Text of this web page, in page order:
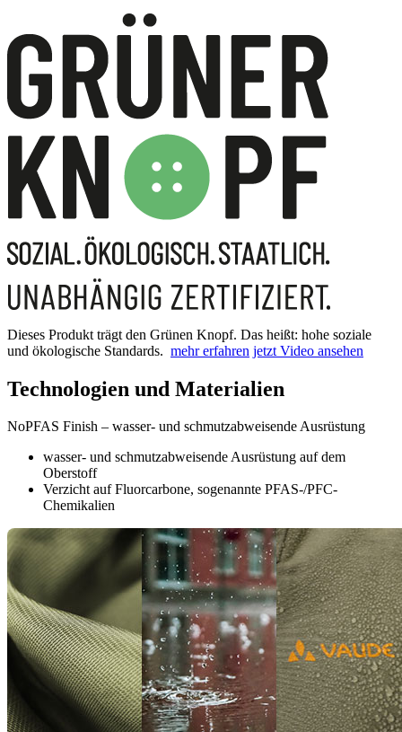
Dieses Produkt trägt den Grünen Knopf. Das heißt: hohe soziale
und ökologische Standards. mehr erfahren jetzt Video ansehen
Technologien und Materialien
NoPFAS Finish – wasser- und schmutzabweisende Ausrüstung
wasser- und schmutzabweisende Ausrüstung auf dem
Oberstoff
Verzicht auf Fluorcarbone, sogenannte PFAS-/PFC-
Chemikalien